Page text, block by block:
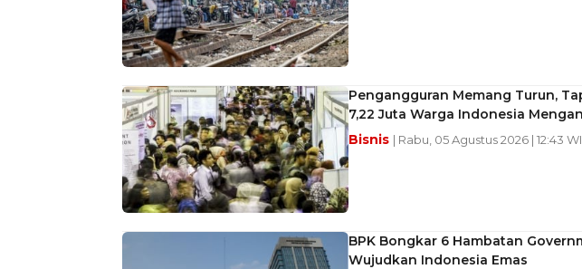
Pengangguran Memang Turun,
7,22 Juta Warga Indonesia
Bisnis | Rabu, 05 Agustus 2026 | 12:43
BPK Bongkar 6 Hambatan
Wujudkan Indonesia Emas